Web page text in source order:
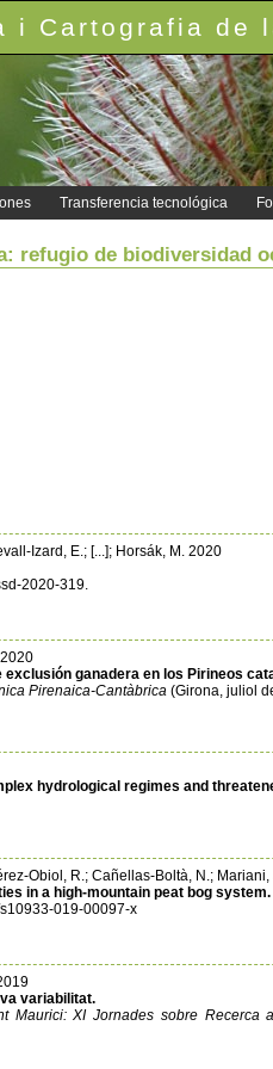
i Cartografia de
Transferencia tecnológica
refugio de biodiversidad
Izard, E.; [...]; Horsák, M. 2020
2020-319.
ganadera en los Pirineos
Pirenaica-Cantàbrica (Girona, juliol
hydrological regimes and
Obiol, R.; Cañellas-Boltà, N.;
in a high-mountain peat bog system.
019-00097-x
variabilitat.
Maurici: XI Jornades sobre